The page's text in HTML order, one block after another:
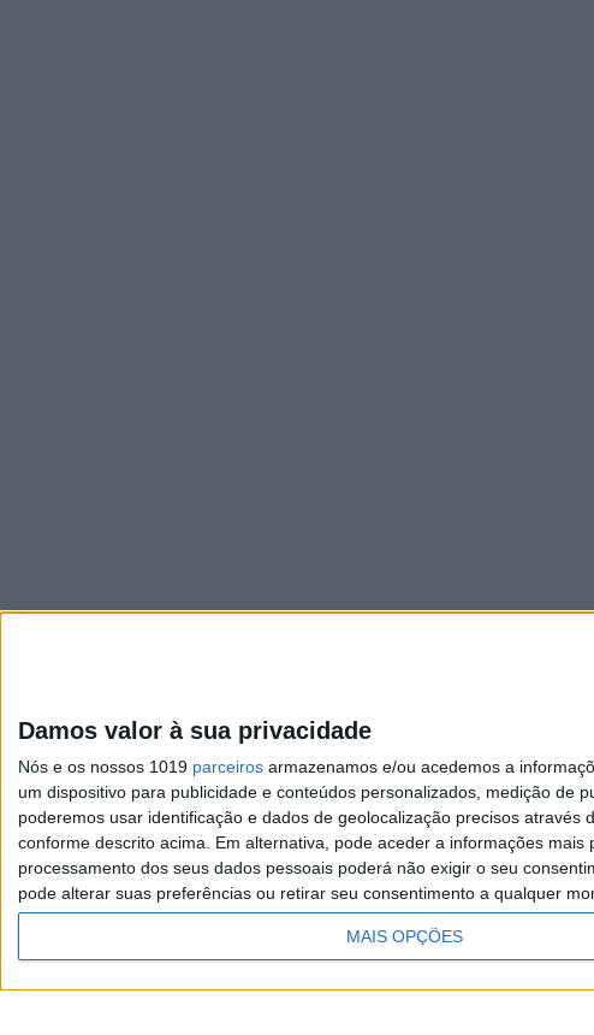
Damos valor à sua privacidade
Nós e os nossos 1019 parceiros armazenamos e/ou acedemos a
um dispositivo para publicidade e conteúdos personalizados, medição de
poderemos usar identificação e dados de geolocalização precisos
conforme descrito acima. Em alternativa, pode aceder a informações
processamento dos seus dados pessoais poderá não exigir o seu
pode alterar suas preferências ou retirar seu consentimento a qualquer
MAIS OPÇÕES
Exame
Visão Saúde
TERMOS E CONDIÇÕES DE